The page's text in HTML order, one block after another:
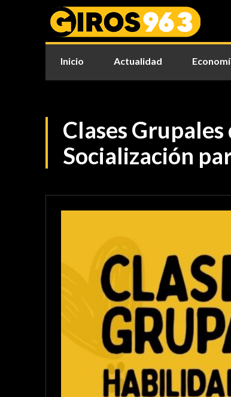
Inicio Actualidad
Clases
Socialización